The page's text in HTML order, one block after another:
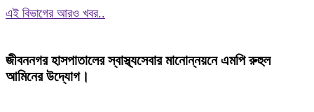
এই বিভাগের আরও খবর..
জীবননগর হাসপাতালের স্বাস্থ্যসেবার মানোন্নয়নে এমপি রুহুল
আমিনের উদ্যোগ।